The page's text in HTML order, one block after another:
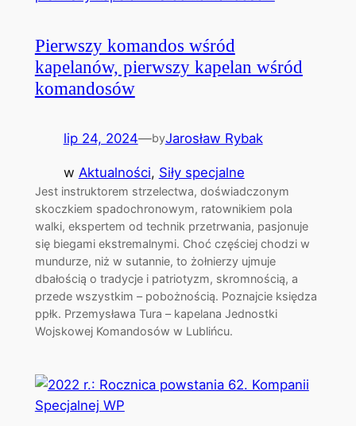
Pierwszy komandos wśród
kapelanów, pierwszy kapelan wśród
komandosów
lip 24, 2024—byJarosław Rybak
w Aktualności, Siły specjalne
Jest instruktorem strzelectwa, doświadczonym
skoczkiem spadochronowym, ratownikiem pola
walki, ekspertem od technik przetrwania, pasjonuje
się biegami ekstremalnymi. Choć częściej chodzi w
mundurze, niż w sutannie, to żołnierzy ujmuje
dbałością o tradycje i patriotyzm, skromnością, a
przede wszystkim – pobożnością. Poznajcie księdza
ppłk. Przemysława Tura – kapelana Jednostki
Wojskowej Komandosów w Lublińcu.